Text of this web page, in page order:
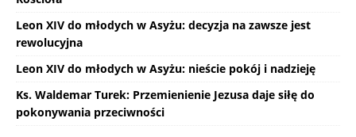
Leon XIV do młodych w Asyżu: decyzja na zawsze jest
rewolucyjna
Leon XIV do młodych w Asyżu: nieście pokój i nadzieję
Ks. Waldemar Turek: Przemienienie Jezusa daje siłę do
pokonywania przeciwności